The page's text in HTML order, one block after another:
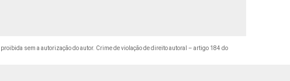
sem a autorização do autor. Crime de violação de direito autoral – artigo 184 do